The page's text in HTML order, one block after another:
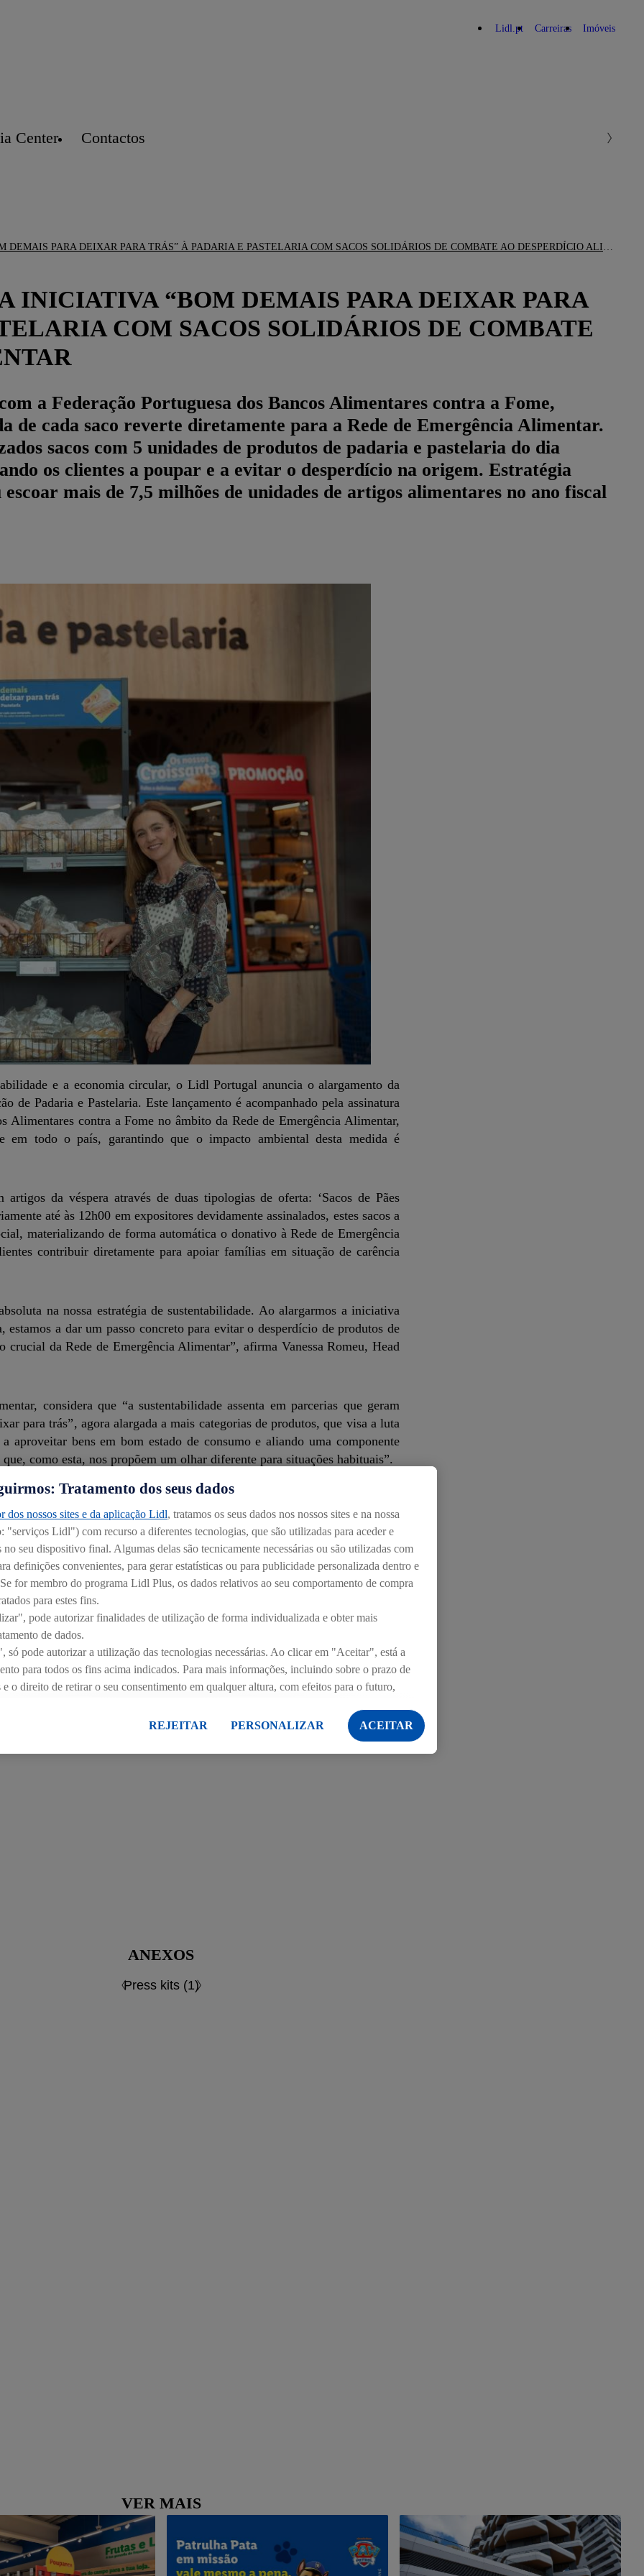
Lidl.pt Carreiras Imóveis
Center Contactos
LIDL PORTUGAL ALARGA INICIATIVA “BOM DEMAIS PARA DEIXAR PARA TRÁS” À PADARIA E PASTELARIA COM SACOS SOLIDÁRIOS DE COMBATE AO DESPERDÍCIO ALIMENTAR
INICIATIVA “BOM DEMAIS PARA DEIXAR PARA
COM SACOS SOLIDÁRIOS DE COMBATE
a Federação Portuguesa dos Bancos Alimentares contra a Fome,
de cada saco reverte diretamente para a Rede de Emergência Alimentar.
sacos com 5 unidades de produtos de padaria e pastelaria do dia
os clientes a poupar e a evitar o desperdício na origem. Estratégia
mais de 7,5 milhões de unidades de artigos alimentares no ano fiscal
e a economia circular, o Lidl Portugal anuncia o alargamento da
de Padaria e Pastelaria. Este lançamento é acompanhado pela assinatura
Alimentares contra a Fome no âmbito da Rede de Emergência Alimentar,
em todo o país, garantindo que o impacto ambiental desta medida é
da véspera através de duas tipologias de oferta: ‘Sacos de Pães
até às 12h00 em expositores devidamente assinalados, estes sacos a
materializando de forma automática o donativo à Rede de Emergência
contribuir diretamente para apoiar famílias em situação de carência
na nossa estratégia de sustentabilidade. Ao alargarmos a iniciativa
estamos a dar um passo concreto para evitar o desperdício de produtos de
crucial da Rede de Emergência Alimentar”, afirma Vanessa Romeu, Head
considera que “a sustentabilidade assenta em parcerias que geram
para trás”, agora alargada a mais categorias de produtos, que visa a luta
aproveitar bens em bom estado de consumo e aliando uma componente
como esta, nos propõem um olhar diferente para situações habituais”.
da estratégia do Lidl no combate ao desperdício alimentar, aplicado a
e pastelaria através destes novos sacos. No seu conjunto, o Lidl
21,5 milhões de produtos alimentares através de medidas de redução de
financeira tivessem acesso a artigos de qualidade a um preço
do dia anterior, os clientes participam num gesto de economia
a ideia de que o pão e a pastelaria de qualidade são, efetivamente, "bons
ANEXOS
Press kits (1)
VER MAIS
Tratamento dos seus dados
dos nossos sites e da aplicação Lidl, tratamos os seus dados nos nossos sites e na nossa
"serviços Lidl") com recurso a diferentes tecnologias, que são utilizadas para aceder e
no seu dispositivo final. Algumas delas são tecnicamente necessárias ou são utilizadas com
definições convenientes, para gerar estatísticas ou para publicidade personalizada dentro e
for membro do programa Lidl Plus, os dados relativos ao seu comportamento de compra
para estes fins.
pode autorizar finalidades de utilização de forma individualizada e obter mais
de dados.
pode autorizar a utilização das tecnologias necessárias. Ao clicar em "Aceitar", está a
para todos os fins acima indicados. Para mais informações, incluindo sobre o prazo de
e o direito de retirar o seu consentimento em qualquer altura, com efeitos para o futuro,
REJEITAR
PERSONALIZAR ACEITAR